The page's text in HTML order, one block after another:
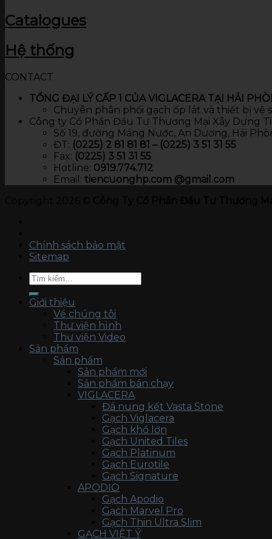
Catalogues
Hệ thống
CONTACT
TỔNG ĐẠI LÝ CẤP 1 CỦA VIGLACERA TẠI HẢI
Chuyên phân phối gạch ốp lát và thiết bị vệ
Công ty Cổ Phần Đầu Tư Thương Mại Xây Dựng
Số 19, đường Máng Nước, An Dương, Hải
ĐT: (0225) 2 81 81 81 – (0225) 3 51 31 55
Fax: (0225) 3 51 31 55
Hotline: 0919.774.712​
Email: tiencuonghp.com @gmail.com
Chính sách bảo mật
Sitemap
Tìm
kiếm:
Giới thiệu
Về chúng tôi
Thư viện hình
Thư viện Video
Sản phẩm
Sản phẩm
Sản phẩm mới
Sản phẩm bán chạy
VIGLACERA
Đá nung kết Vasta Stone
Gạch Viglacera
Gạch khổ lớn
Gạch United Tiles
Gạch Platinum
Gạch Eurotile
Gạch Signature
APODIO
Gạch Apodio
Gạch Marvel Pro
Gạch Thin Ultra Slim
GẠCH VIỆT Ý